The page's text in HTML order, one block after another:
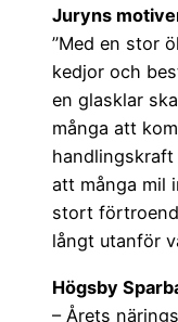
Juryns
”Med en stor
kedjor och
en glasklar
många att
att många mil
stort
långt utanför
Högsby
– Årets